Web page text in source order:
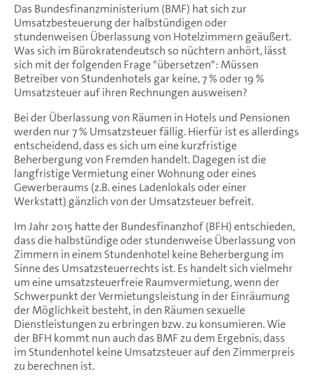
Das Bundesfinanzministerium (BMF) hat sich zur
Umsatzbesteuerung der halbstündigen oder
stundenweisen Überlassung von Hotelzimmern geäußert.
Was sich im Bürokratendeutsch so nüchtern anhört, lässt
sich mit der folgenden Frage "übersetzen": Müssen
Betreiber von Stundenhotels gar keine, 7 % oder 19 %
Umsatzsteuer auf ihren Rechnungen ausweisen?
Bei der Überlassung von Räumen in Hotels und Pensionen
werden nur 7 % Umsatzsteuer fällig. Hierfür ist es allerdings
entscheidend, dass es sich um eine kurzfristige
Beherbergung von Fremden handelt. Dagegen ist die
langfristige Vermietung einer Wohnung oder eines
Gewerberaums (z.B. eines Ladenlokals oder einer
Werkstatt) gänzlich von der Umsatzsteuer befreit.
Im Jahr 2015 hatte der Bundesfinanzhof (BFH) entschieden,
dass die halbstündige oder stundenweise Überlassung von
Zimmern in einem Stundenhotel keine Beherbergung im
Sinne des Umsatzsteuerrechts ist. Es handelt sich vielmehr
um eine umsatzsteuerfreie Raumvermietung, wenn der
Schwerpunkt der Vermietungsleistung in der Einräumung
der Möglichkeit besteht, in den Räumen sexuelle
Dienstleistungen zu erbringen bzw. zu konsumieren. Wie
der BFH kommt nun auch das BMF zu dem Ergebnis, dass
im Stundenhotel keine Umsatzsteuer auf den Zimmerpreis
zu berechnen ist.